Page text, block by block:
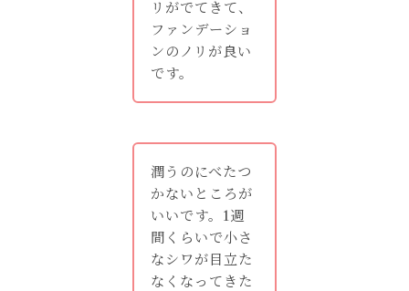
リがでてきて、
ファンデーショ
ンのノリが良い
です。
潤うのにべたつ
かないところが
いいです。1週
間くらいで小さ
なシワが目立た
なくなってきた